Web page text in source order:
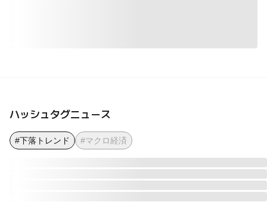
ハッシュタグニュース
#下落トレンド #マクロ経済